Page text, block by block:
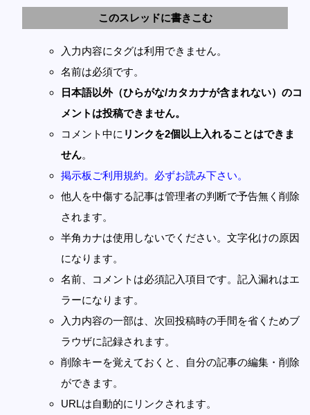
このスレッドに書きこむ
入力内容にタグは利用できません。
名前は必須です。
日本語以外（ひらがな/カタカナが含まれない）のコ
メントは投稿できません。
コメント中に リンクを2個以上入れることはできま
せん。
掲示板ご利用規約。必ずお読み下さい。
他人を中傷する記事は管理者の判断で予告無く削除
されます。
半角カナは使用しないでください。文字化けの原因
になります。
名前、コメントは必須記入項目です。記入漏れはエ
ラーになります。
入力内容の一部は、次回投稿時の手間を省くためブ
ラウザに記録されます。
削除キーを覚えておくと、自分の記事の編集・削除
ができます。
URLは自動的にリンクされます。